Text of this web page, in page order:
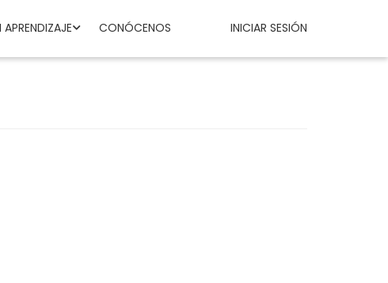
APRENDIZAJE CONÓCENOS INICIAR SESIÓN